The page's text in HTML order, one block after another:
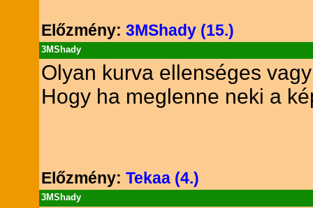
Előzmény: 3MShady (15.)
3MShady
Olyan kurva ellenséges vagy
Hogy ha meglenne neki a
Előzmény: Tekaa (4.)
3MShady